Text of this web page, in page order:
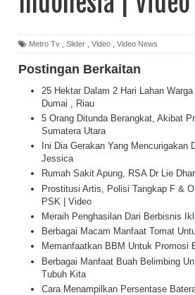
Metro Tv Slider Video Video News
Postingan Berkaitan
25 Hektar Dalam 2 Hari Lahan Warga
Dumai , Riau
5 Orang Ditunda Berangkat, Akibat
Sumatera Utara
Ini Dia Gerakan Yang Mencurigakan
Jessica
Rumah Sakit Apung, RSA Dr Lie
Prostitusi Artis, Polisi Tangkap F &
PSK | Video
Meraih Penghasilan Dari Berbisnis
Berbagai Macam Manfaat Tomat
Memanfaatkan BBM Untuk Promosi
Berbagai Manfaat Buah Belimbing
Tubuh Kita
Cara Menampilkan Persentase